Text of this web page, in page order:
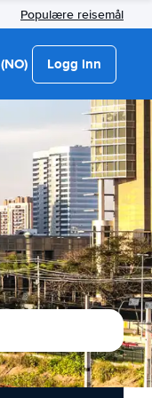
Populære reisemål
(NO) Logg inn